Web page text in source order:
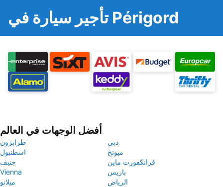
تأجير سيارة في Périgord
أفضل الوجهات في العالم
طرابزون
دبي
اسطنبول
ميونخ
جنيف
فرانكفورت ماين
Vienna
باريس
ميلانو
الرياض